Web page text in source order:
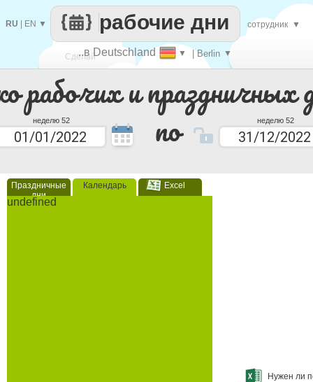
рабочих и праздничных
неделю 52 по неделю 52
Праздничные
дни
Календарь Excel
undefined
Нужен ли
Сделай
каждый
..в Deutschland ▼ | Berlin ▼
рабочие дни
RU EN ▼ сотрудник ▼